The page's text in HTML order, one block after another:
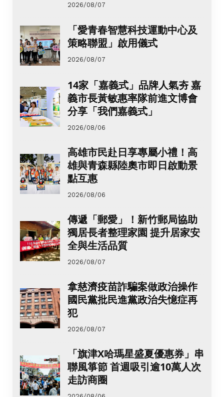
2026/08/07
「愛青春智慧科技運動中心及
策略聯盟」啟用儀式
2026/08/07
14家「嘉義式」品牌人氣夯 嘉
義市長黃敏惠率隊前進文博會
分享「我們嘉義式」
2026/08/06
高雄市民赴日享專屬小禮！高
雄與青森縣陸奧市即日啟動景
點互惠
2026/08/06
傳遞「郵愛」！新竹郵局協助
獨居長者整理家園 提升居家安
全與生活品質
2026/08/07
拿慈濟疫苗詐騙案做政治操作
國民黨批民進黨政治失憶症再
犯
2026/08/07
「旗津X哈瑪星盛夏優惠券」串
聯風箏節 首週吸引逾10萬人次
走訪商圈